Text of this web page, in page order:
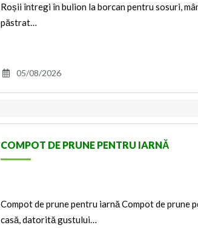
Roșii întregi în bulion la borcan pentru sosuri,
păstrat…
05/08/2026
COMPOT DE PRUNE PENTRU IARNĂ
Compot de prune pentru iarnă Compot de prune
casă, datorită gustului…